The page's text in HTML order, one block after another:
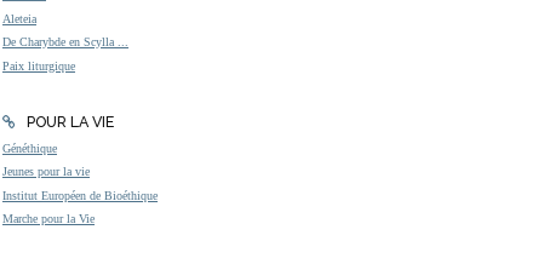
Aleteia
De Charybde en Scylla ...
Paix liturgique
POUR LA VIE
Généthique
Jeunes pour la vie
Institut Européen de Bioéthique
Marche pour la Vie